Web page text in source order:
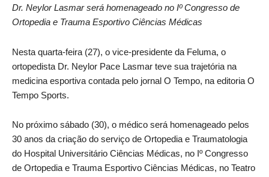
Dr. Neylor Lasmar será homenageado no Iº Congresso de
Ortopedia e Trauma Esportivo Ciências Médicas
Nesta quarta-feira (27), o vice-presidente da Feluma, o
ortopedista Dr. Neylor Pace Lasmar teve sua trajetória na
medicina esportiva contada pelo jornal O Tempo, na editoria O
Tempo Sports.
No próximo sábado (30), o médico será homenageado pelos
30 anos da criação do serviço de Ortopedia e Traumatologia
do Hospital Universitário Ciências Médicas, no Iº Congresso
de Ortopedia e Trauma Esportivo Ciências Médicas, no Teatro